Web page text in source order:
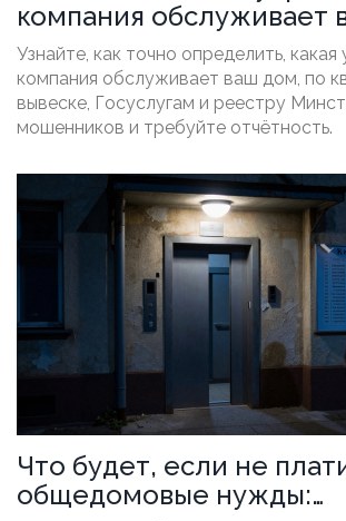
компания обслуживает
Узнайте, как точно определить,
компания обслуживает ваш дом, по
вывеске, Госуслугам и реестру
мошенников и требуйте отчётность.
Что будет, если не
общедомовые нужды: